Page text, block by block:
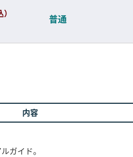
普通
内容
ガイド。